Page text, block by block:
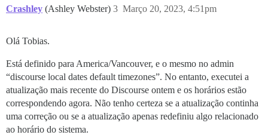
Crashley (Ashley Webster) Março 20, 2023, 4:51pm
3
Olá Tobias.
Está definido para America/Vancouver, e o mesmo no admin
“discourse local dates default timezones”. No entanto, executei a
atualização mais recente do Discourse ontem e os horários estão
correspondendo agora. Não tenho certeza se a atualização continha
uma correção ou se a atualização apenas redefiniu algo relacionado
ao horário do sistema.